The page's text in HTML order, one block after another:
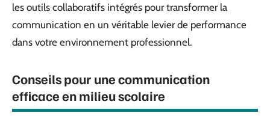
les outils collaboratifs intégrés pour transformer la
communication en un véritable levier de performance
dans votre environnement professionnel.
Conseils pour une communication
efficace en milieu scolaire